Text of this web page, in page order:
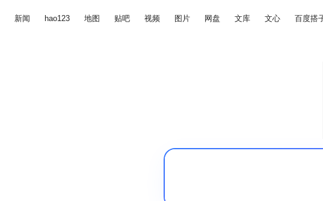
新闻 hao123 地图 贴吧 视频 图片 网盘 文库 文心 百度搭